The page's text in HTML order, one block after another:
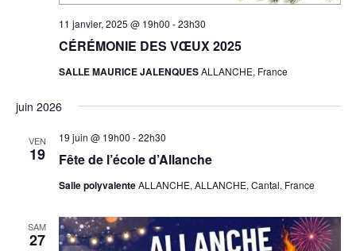
CÉRÉMONIE DES VŒUX 2025
11 janvier, 2025 @ 19h00 -23h30
SALLE MAURICE JALENQUESALLANCHE, France
juin 2026
VEN
19 Fête de l’école d’Allanche
19 juin @ 19h00 -22h30
Salle polyvalenteALLANCHE, ALLANCHE, Cantal, France
SAM
27